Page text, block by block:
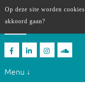
Menu ↓
Op deze site worden
akkoord gaan?